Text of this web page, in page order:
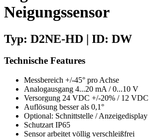
Neigungssensor
Typ: D2NE-HD | ID: DW
Technische Features
Messbereich +/-45° pro Achse
Analogausgang 4...20 mA / 0...10 V
Versorgung 24 VDC +/-20% / 12
Auflösung besser als 0,1°
Optional: Schnittstelle /
Schutzart IP65
Sensor arbeitet völlig verschleißfrei